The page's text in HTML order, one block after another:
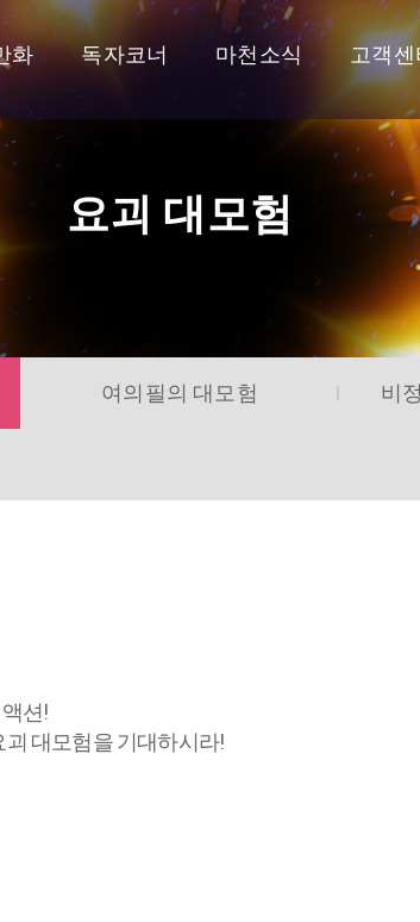
화 독자코너 마천소식 고객센
요괴 대모험
여의필의 대모험 비
션!
대모험을 기대하시라!